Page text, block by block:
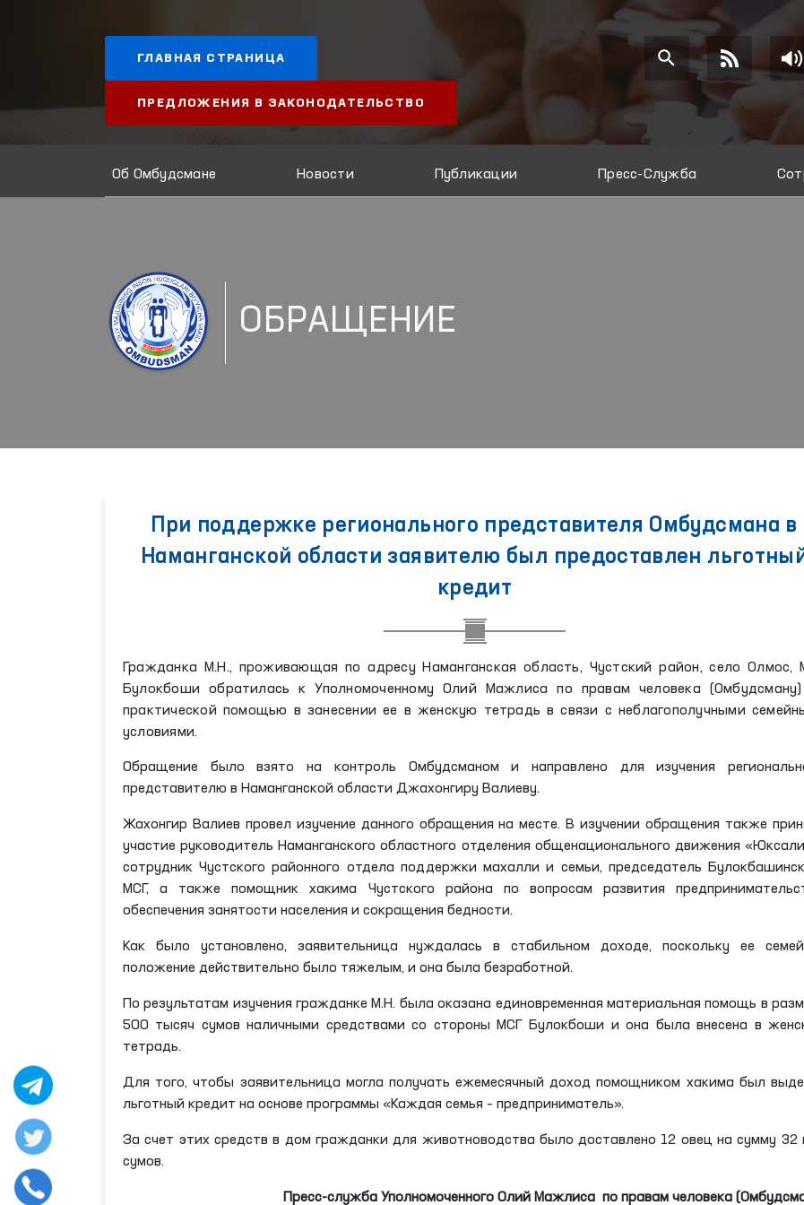
ГЛАВНАЯ СТРАНИЦА
ПРЕДЛОЖЕНИЯ В ЗАКОНОДАТЕЛЬСТВО
Об Омбудсмане Новости Публикации Пресс-Служба
ОБРАЩЕНИЕ
При поддержке регионального представителя Омбудсмана в
Наманганской области заявителю был предоставлен
кредит
Гражданка М.Н., проживающая по адресу Наманганская область, Чустский район, село Олмос,
Булокбоши обратилась к Уполномоченному Олий Мажлиса по правам человека
практической помощью в занесении ее в женскую тетрадь в связи с неблагополучными
условиями.
Обращение было взято на контроль Омбудсманом и направлено для изучения
представителю в Наманганской области Джахонгиру Валиеву.
Жахонгир Валиев провел изучение данного обращения на месте. В изучении обращения также
участие руководитель Наманганского областного отделения общенационального движения
сотрудник Чустского районного отдела поддержки махалли и семьи, председатель
МСГ, а также помощник хакима Чустского района по вопросам развития
обеспечения занятости населения и сокращения бедности.
Как было установлено, заявительница нуждалась в стабильном доходе, поскольку ее
положение действительно было тяжелым, и она была безработной.
По результатам изучения гражданке М.Н. была оказана единовременная материальная помощь в
500 тысяч сумов наличными средствами со стороны МСГ Булокбоши и она была внесена в
тетрадь.
Для того, чтобы заявительница могла получать ежемесячный доход помощником хакима был
льготный кредит на основе программы «Каждая семья – предприниматель».
За счет этих средств в дом гражданки для животноводства было доставлено 12 овец на сумму 32
сумов.
Пресс-служба Уполномоченного Олий Мажлиса по правам человека